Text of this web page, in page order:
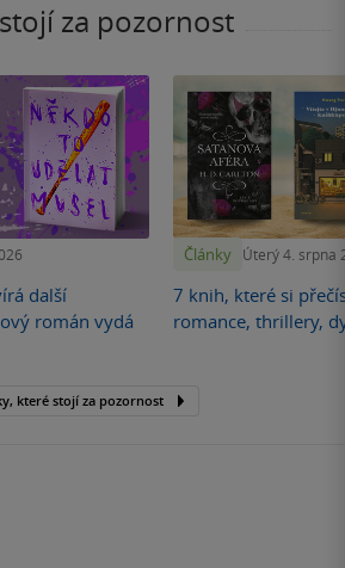
za pozornost
další
román vydá
Články Úterý 4. srpna
7 knih, které si
romance, thrillery,
které stojí za pozornost